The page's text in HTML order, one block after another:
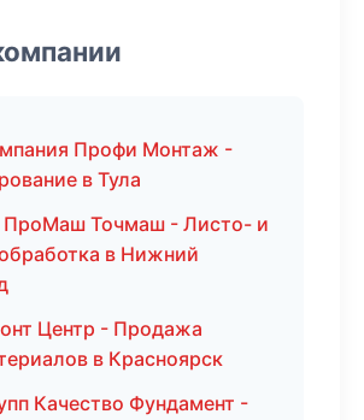
Профи Монтаж -
в Тула
ПроМаш Точмаш - Листо- и
в Нижний
Центр - Продажа
в Красноярск
Качество Фундамент -